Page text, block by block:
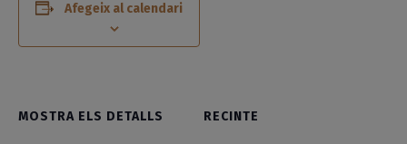
Afegeix al calendari
MOSTRA ELS DETALLS RECINTE